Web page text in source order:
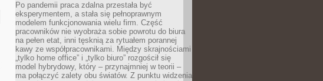
Po pandemii praca zdalna przestała być
eksperymentem, a stała się pełnoprawnym
modelem funkcjonowania wielu firm. Część
pracowników nie wyobraża sobie powrotu do biura
na pełen etat, inni tęsknią za rytuałem porannej
kawy ze współpracownikami. Między skrajnościami
„tylko home office” i „tylko biuro” rozgościł się
model hybrydowy, który – przynajmniej w teorii –
ma połączyć zalety obu światów. Z punktu widzenia